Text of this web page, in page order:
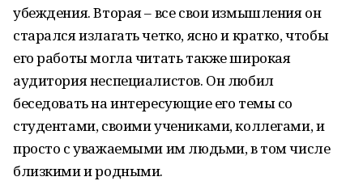
убеждения. Вторая – все свои измышления он
старался излагать четко, ясно и кратко, чтобы
его работы могла читать также широкая
аудитория неспециалистов. Он любил
беседовать на интересующие его темы со
студентами, своими учениками, коллегами, и
просто с уважаемыми им людьми, в том числе
близкими и родными.